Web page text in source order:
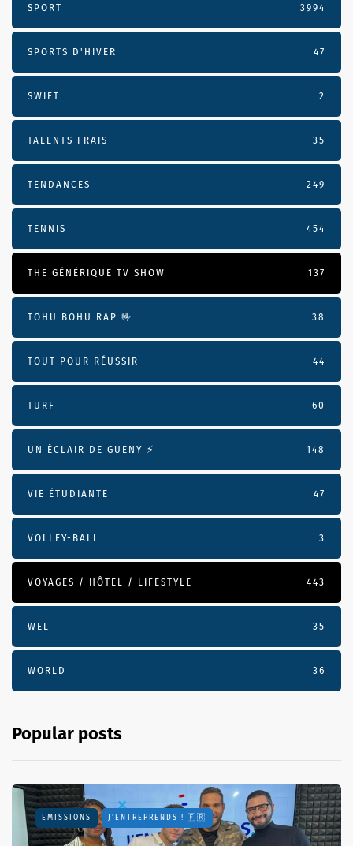
SPORT 3994
SPORTS D'HIVER 47
SWIFT 2
TALENTS FRAIS 35
TENDANCES 249
TENNIS 454
THE GÉNÉRIQUE TV SHOW 137
TOHU BOHU RAP 🤟 38
TOUT POUR RÉUSSIR 44
TURF 60
UN ÉCLAIR DE GUENY ⚡️ 148
VIE ÉTUDIANTE 47
VOLLEY-BALL 3
VOYAGES / HÔTEL / LIFESTYLE 443
WEL 35
WORLD 36
Popular posts
EMISSIONS J'ENTREPRENDS ! 🇫🇷